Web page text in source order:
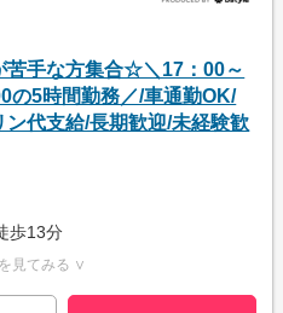
手な方集合☆＼17：00～
の5時間勤務／/車通勤OK/
ン代支給/長期歓迎/未経験歓
歩13分
見てみる ∨